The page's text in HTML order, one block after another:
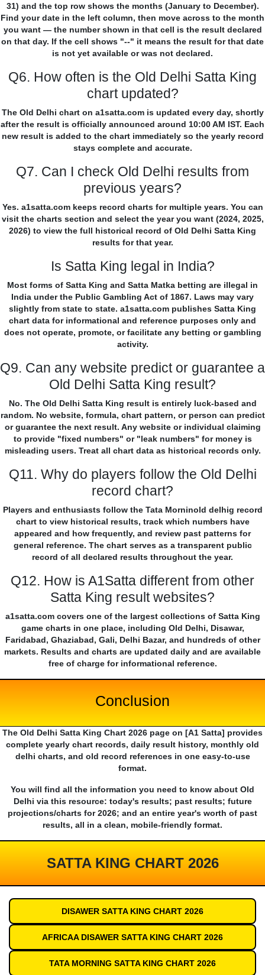
31) and the top row shows the months (January to December).
Find your date in the left column, then move across to the month
you want — the number shown in that cell is the result declared
on that day. If the cell shows "--" it means the result for that date
is not yet available or was not declared.
Q6. How often is the Old Delhi Satta King
chart updated?
The Old Delhi chart on a1satta.com is updated every day, shortly
after the result is officially announced around 10:00 AM IST. Each
new result is added to the chart immediately so the yearly record
stays complete and accurate.
Q7. Can I check Old Delhi results from
previous years?
Yes. a1satta.com keeps record charts for multiple years. You can
visit the charts section and select the year you want (2024, 2025,
2026) to view the full historical record of Old Delhi Satta King
results for that year.
Is Satta King legal in India?
Most forms of Satta King and Satta Matka betting are illegal in
India under the Public Gambling Act of 1867. Laws may vary
slightly from state to state. a1satta.com publishes Satta King
chart data for informational and reference purposes only and
does not operate, promote, or facilitate any betting or gambling
activity.
Q9. Can any website predict or guarantee a
Old Delhi Satta King result?
No. The Old Delhi Satta King result is entirely luck-based and
random. No website, formula, chart pattern, or person can predict
or guarantee the next result. Any website or individual claiming
to provide "fixed numbers" or "leak numbers" for money is
misleading users. Treat all chart data as historical records only.
Q11. Why do players follow the Old Delhi
record chart?
Players and enthusiasts follow the Tata Morninold delhig record
chart to view historical results, track which numbers have
appeared and how frequently, and review past patterns for
general reference. The chart serves as a transparent public
record of all declared results throughout the year.
Q12. How is A1Satta different from other
Satta King result websites?
a1satta.com covers one of the largest collections of Satta King
game charts in one place, including Old Delhi, Disawar,
Faridabad, Ghaziabad, Gali, Delhi Bazar, and hundreds of other
markets. Results and charts are updated daily and are available
free of charge for informational reference.
Conclusion
The Old Delhi Satta King Chart 2026 page on [A1 Satta] provides
complete yearly chart records, daily result history, monthly old
delhi charts, and old record references in one easy-to-use
format.
You will find all the information you need to know about Old
Delhi via this resource: today's results; past results; future
projections/charts for 2026; and an entire year's worth of past
results, all in a clean, mobile-friendly format.
SATTA KING CHART 2026
DISAWER SATTA KING CHART 2026
AFRICAA DISAWER SATTA KING CHART 2026
TATA MORNING SATTA KING CHART 2026